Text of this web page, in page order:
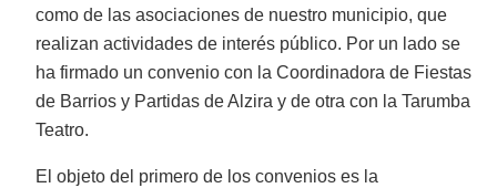
como de las asociaciones de nuestro municipio, que
realizan actividades de interés público. Por un lado se
ha firmado un convenio con la Coordinadora de Fiestas
de Barrios y Partidas de Alzira y de otra con la Tarumba
Teatro.
El objeto del primero de los convenios es la